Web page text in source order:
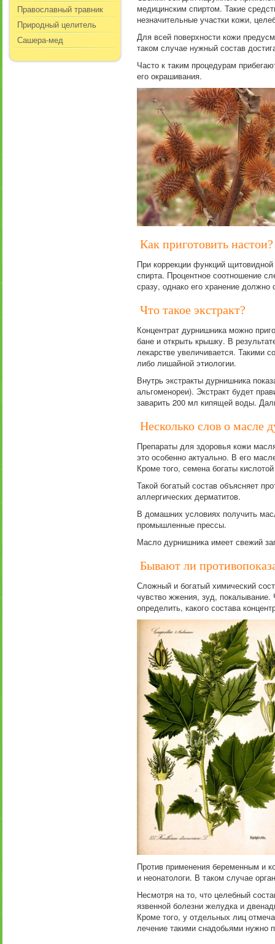
Православный травник
Природный целитель
Сашера-мед
медицинским спиртом. Такие
незначительные участки кожи,
Для всей поверхности кожи
таком случае нужный состав
Часто к таким процедурам
его окрашивания.
Как приготовить настои?
При коррекции функций
спирта. Процентное соотношение
сразу, однако его хранение
Что такое экстракт?
Концентрат дурнишника можно
бане и открыть крышку. В
лекарстве увеличивается. Такими
либо лишайной этиологии.
Внутрь экстракты дурнишника
альгоменореи). Экстракт будет
заварить 200 мл кипящей воды.
Несколько слов о масле
Препараты для здоровья кожи
это особенно актуально. В его
Кроме того, семена богаты
Такой богатый состав объясняет
аллергических дерматитов.
В домашних условиях получить
промышленные прессы.
Масло дурнишника имеет свежий
Бывают ли
Сложный и богатый химический
чувство жжения, зуд,
определить, какого состава
Против применения беременным и
и неонатологи. В таком случае
Несмотря на то, что целебный
язвенной болезни желудка и
Кроме того, у отдельных лиц
лечение такими снадобьями нужно